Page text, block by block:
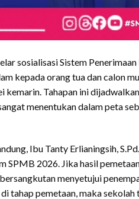
sosialisasi Sistem
kepada orang tua dan calon
kemarin. Tahapan ini
menentukan dalam peta
Ibu Tanty Erlianingsih,
SPMB 2026. Jika hasil
menyetujui
tahap pemetaan, maka